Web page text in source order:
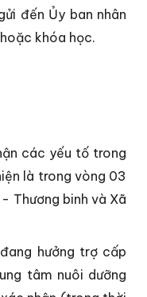
đến Ủy ban nhân
khóa học.
các yếu tố trong
là trong vòng 03
Thương binh và Xã
hưởng trợ cấp
tâm nuôi dưỡng